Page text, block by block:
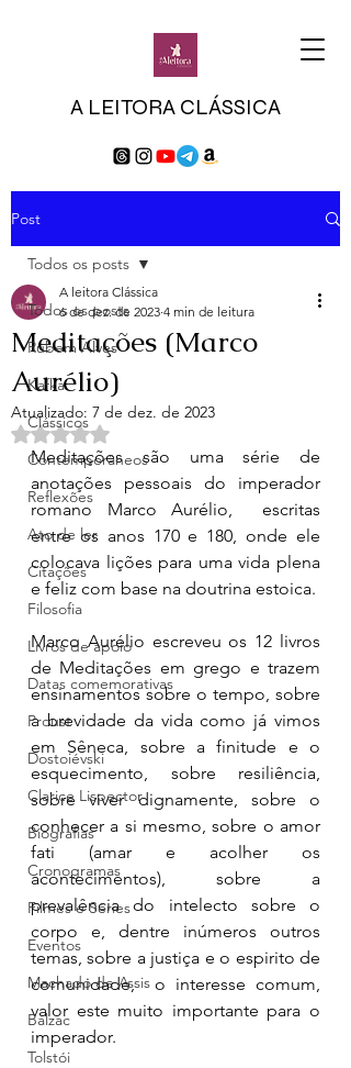
A LEITORA CLÁSSICA
Post
Todos os posts
Rubem Alves
Kafka
Clássicos
Contemporâneos
Reflexões
Ato de ler
Citações
Filosofia
Livros de apoio
Datas comemorativas
Proust
Dostoiévski
Clarice Lispector
Biografias
Cronogramas
Filmes e Séries
Eventos
Machado de Assis
Balzac
Tolstói
Todos os posts
Meditações (Marco
Aurélio)
A leitora Clássica
6 de dez. de 2023 4 min de leitura
Atualizado: 7 de dez. de 2023
Avaliado com NaN de 5 estrelas.
Meditações são uma série de
anotações pessoais do imperador
romano Marco Aurélio,  escritas
entre os anos 170 e 180, onde ele
colocava lições para uma vida plena
e feliz com base na doutrina estoica.
Marco Aurélio escreveu os 12 livros
de Meditações em grego e trazem
ensinamentos sobre o tempo, sobre
a brevidade da vida como já vimos
em Sêneca, sobre a finitude e o
esquecimento, sobre resiliência,
sobre viver dignamente, sobre o
conhecer a si mesmo, sobre o amor
fati (amar e acolher os
acontecimentos), sobre a
prevalência do intelecto sobre o
corpo e, dentre inúmeros outros
temas, sobre a justiça e o espirito de
comunidade,  o interesse comum,
valor este muito importante para o
imperador.